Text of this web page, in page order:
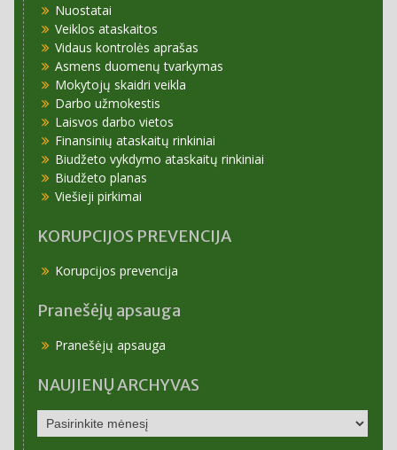
Nuostatai
Veiklos ataskaitos
Vidaus kontrolės aprašas
Asmens duomenų tvarkymas
Mokytojų skaidri veikla
Darbo užmokestis
Laisvos darbo vietos
Finansinių ataskaitų rinkiniai
Biudžeto vykdymo ataskaitų rinkiniai
Biudžeto planas
Viešieji pirkimai
KORUPCIJOS PREVENCIJA
Korupcijos prevencija
Pranešėjų apsauga
Pranešėjų apsauga
NAUJIENŲ ARCHYVAS
NAUJIENŲ
ARCHYVAS